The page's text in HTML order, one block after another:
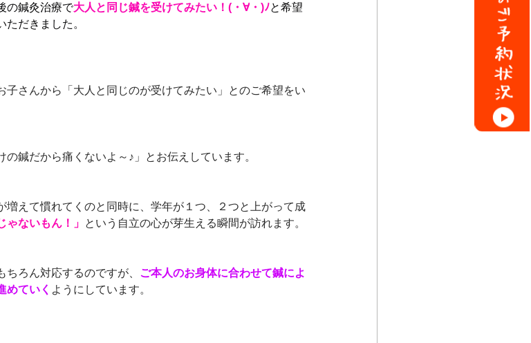
の鍼灸治療で大人と同じ鍼を受けてみたい！(・ ∀ ・)ﾉと希望
だきました。
さんから「大人と同じのが受けてみたい」とのご希望をい
鍼だから痛くないよ～♪」とお伝えしています。
増えて慣れてくのと同時に、学年が１つ、２つと上がって成
ゃないもん！」 という自立の心が芽生える瞬間が訪れます。
ろん対応するのですが、 ご本人のお身体に合わせて鍼によ
めていく ようにしています。